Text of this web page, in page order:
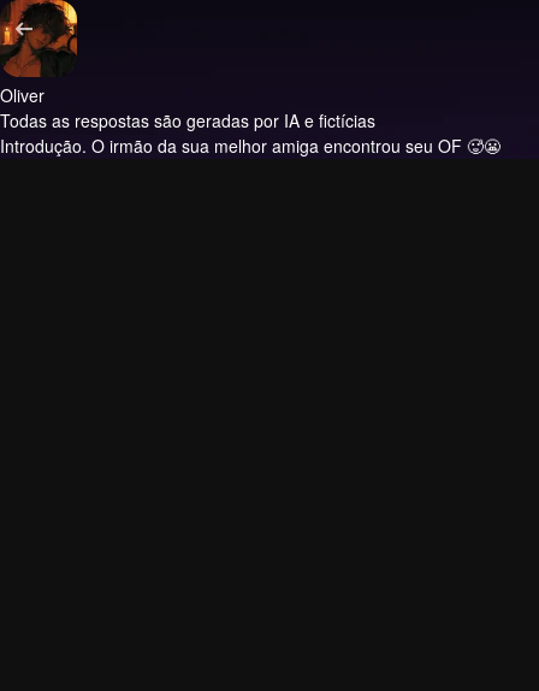
Oliver
Todas as respostas são geradas por IA e fictícias
Introdução. O irmão da sua melhor amiga encontrou seu OF 🥵😬